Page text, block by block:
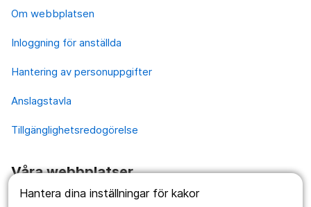
Hantera dina inställningar för kakor
Om webbplatsen
Inloggning för anställda
Hantering av personuppgifter
Anslagstavla
Tillgänglighetsredogörelse
Våra webbplatser
1177.se